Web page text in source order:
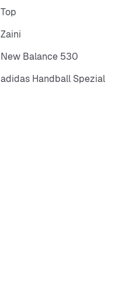
Top
Zaini
New Balance 530
adidas Handball Spezial